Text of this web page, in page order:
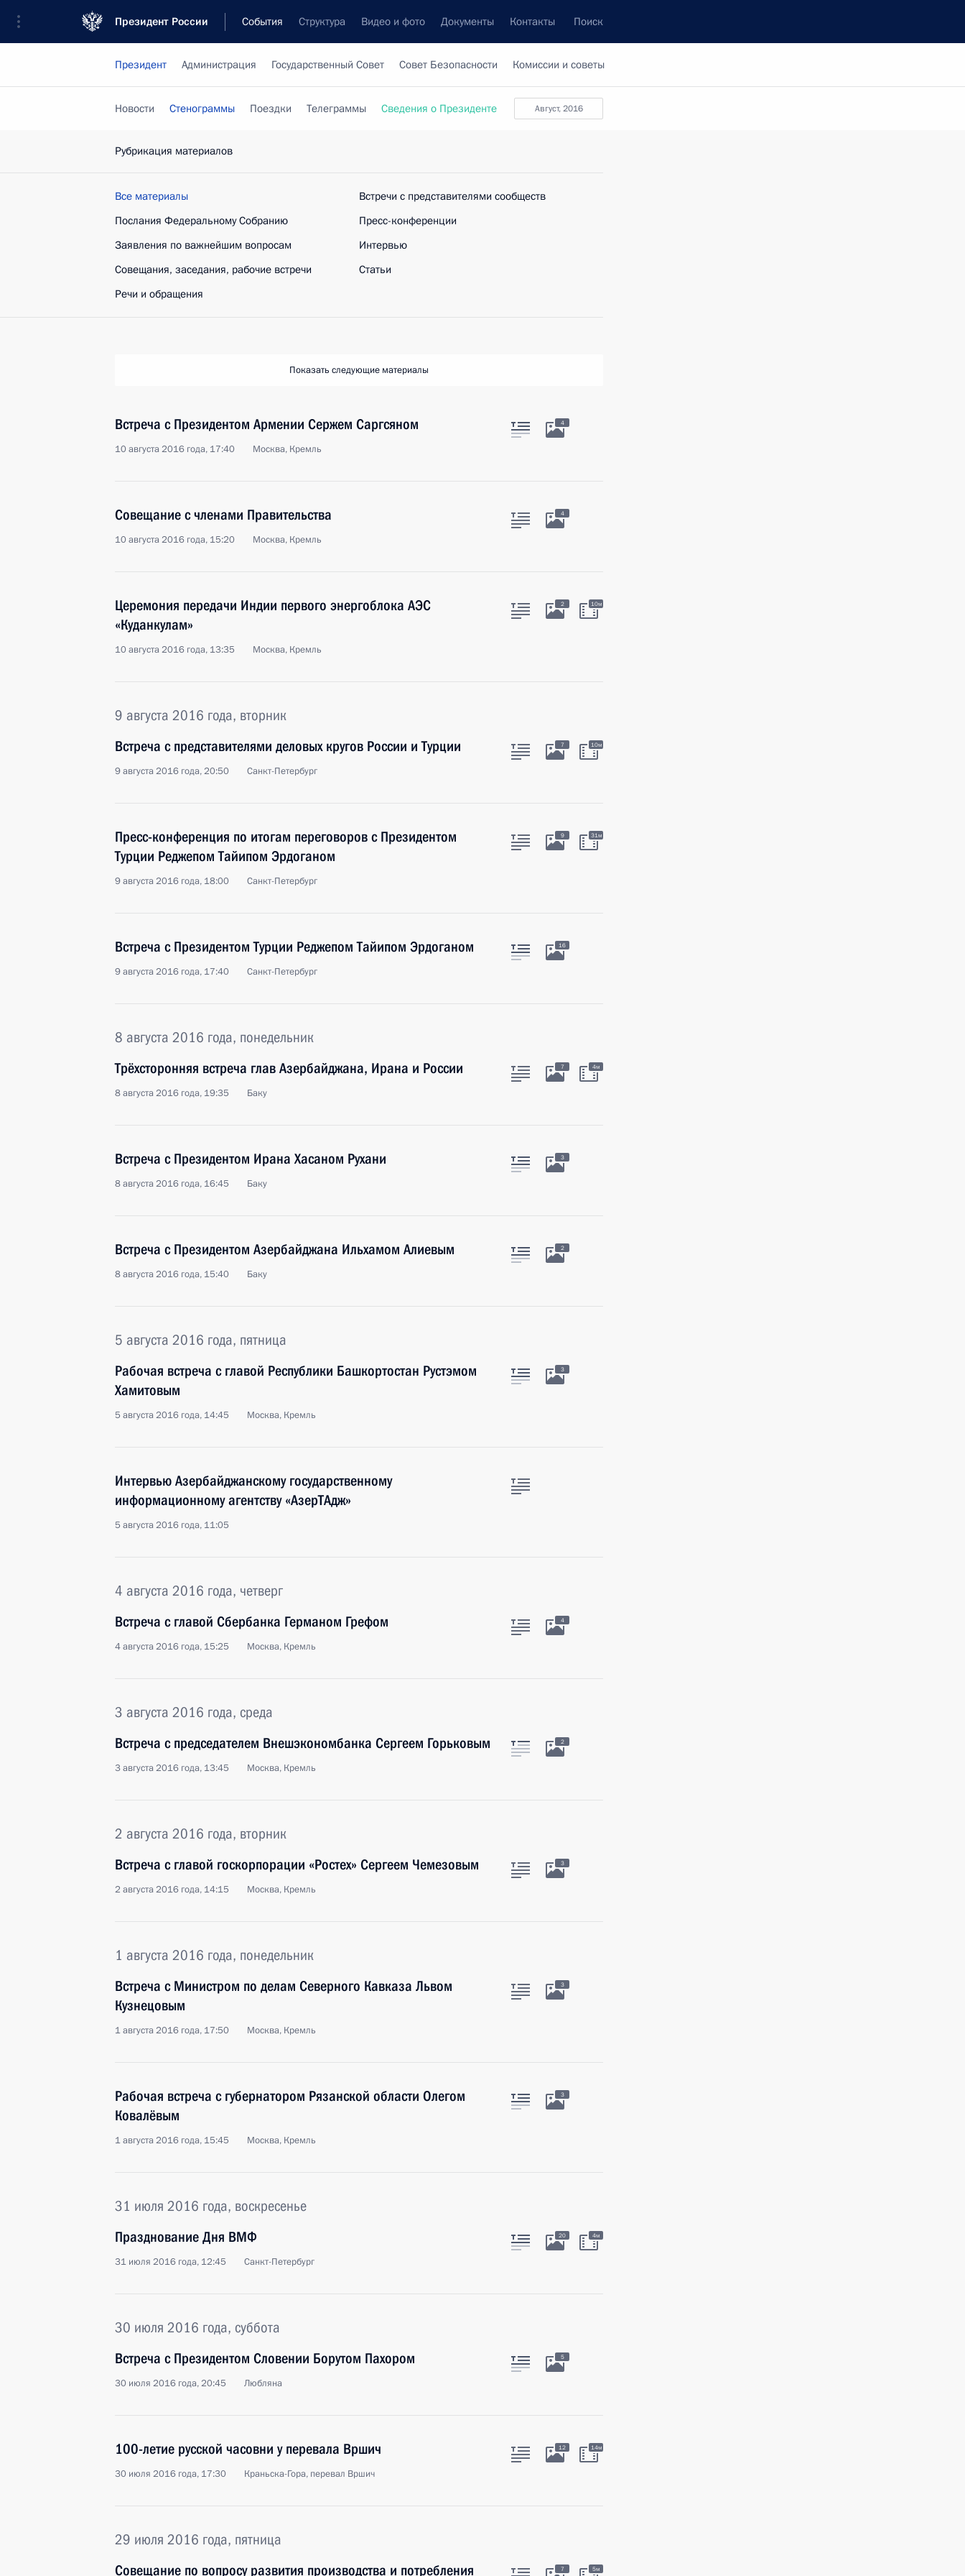
Президент России События Структура Видео и фото Документы Контакты Поиск
Президент Администрация Государственный Совет Совет Безопасности Комиссии и советы
август, 2016
Новости Стенограммы Поездки Телеграммы Сведения о Президенте
Рубрикация материалов
Все материалы
Послания Федеральному Собранию
Заявления по важнейшим вопросам
Совещания, заседания, рабочие встречи
Речи и обращения
Встречи с представителями сообществ
Пресс-конференции
Интервью
Статьи
Показать следующие материалы
Встреча с Президентом Армении Сержем Саргсяном
10 августа 2016 года, 17:40 Москва, Кремль
4
Совещание с членами Правительства
10 августа 2016 года, 15:20 Москва, Кремль
4
Церемония передачи Индии первого энергоблока АЭС
«Куданкулам»
10 августа 2016 года, 13:35 Москва, Кремль
2 10м
9 августа 2016 года, вторник
Встреча с представителями деловых кругов России и Турции
9 августа 2016 года, 20:50 Санкт-Петербург
7 10м
Пресс-конференция по итогам переговоров с Президентом
Турции Реджепом Тайипом Эрдоганом
9 августа 2016 года, 18:00 Санкт-Петербург
9 31м
Встреча с Президентом Турции Реджепом Тайипом Эрдоганом
9 августа 2016 года, 17:40 Санкт-Петербург
16
8 августа 2016 года, понедельник
Трёхсторонняя встреча глав Азербайджана, Ирана и России
8 августа 2016 года, 19:35 Баку
7 4м
Встреча с Президентом Ирана Хасаном Рухани
8 августа 2016 года, 16:45 Баку
3
Встреча с Президентом Азербайджана Ильхамом Алиевым
8 августа 2016 года, 15:40 Баку
2
5 августа 2016 года, пятница
Рабочая встреча с главой Республики Башкортостан Рустэмом
Хамитовым
5 августа 2016 года, 14:45 Москва, Кремль
3
Интервью Азербайджанскому государственному
информационному агентству «АзерТАдж»
5 августа 2016 года, 11:05
4 августа 2016 года, четверг
Встреча с главой Сбербанка Германом Грефом
4 августа 2016 года, 15:25 Москва, Кремль
4
3 августа 2016 года, среда
Встреча с председателем Внешэкономбанка Сергеем Горьковым
3 августа 2016 года, 13:45 Москва, Кремль
2
2 августа 2016 года, вторник
Встреча с главой госкорпорации «Ростех» Сергеем Чемезовым
2 августа 2016 года, 14:15 Москва, Кремль
3
1 августа 2016 года, понедельник
Встреча с Министром по делам Северного Кавказа Львом
Кузнецовым
1 августа 2016 года, 17:50 Москва, Кремль
3
Рабочая встреча с губернатором Рязанской области Олегом
Ковалёвым
1 августа 2016 года, 15:45 Москва, Кремль
3
31 июля 2016 года, воскресенье
Празднование Дня ВМФ
31 июля 2016 года, 12:45 Санкт-Петербург
20 4м
30 июля 2016 года, суббота
Встреча с Президентом Словении Борутом Пахором
30 июля 2016 года, 20:45 Любляна
5
100-летие русской часовни у перевала Вршич
30 июля 2016 года, 17:30 Краньска-Гора, перевал Вршич
12 14м
29 июля 2016 года, пятница
Совещание по вопросу развития производства и потребления
7 5м